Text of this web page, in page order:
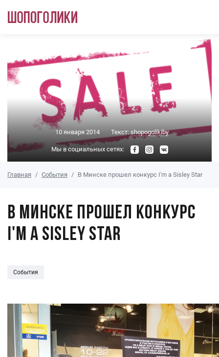
10 января 2014 Текст: shopogolikiby
Мы в социальных сетях:
Главная События В Минске прошел конкурс I'm a Sisley Star
В Минске прошел конкурс
I'm a Sisley Star
События